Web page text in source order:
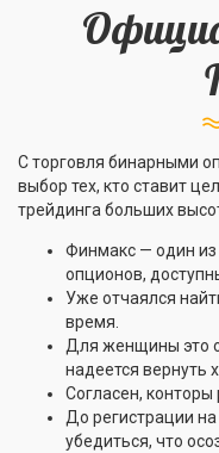
C торговля бинарными
выбор тех, кто ставит
трейдинга больших
Финмакс — один
опционов,
Уже отчаялся
время.
Для женщины это
надеется вернуть
Согласен,
До регистрации
убедиться, что